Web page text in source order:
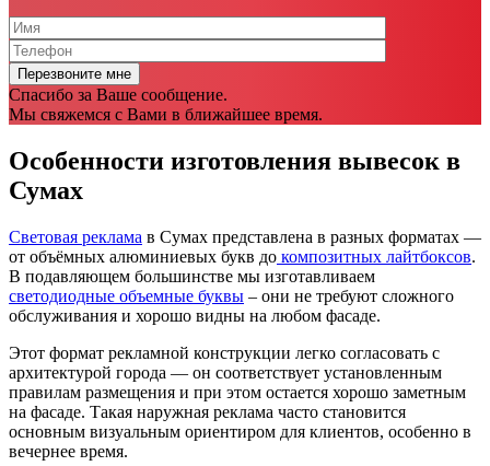
Спасибо за Ваше сообщение.
Мы свяжемся с Вами в ближайшее время.
Особенности изготовления вывесок в
Сумах
Световая реклама в Сумах представлена в разных форматах —
от объёмных алюминиевых букв до композитных лайтбоксов.
В подавляющем большинстве мы изготавливаем
светодиодные объемные буквы – они не требуют сложного
обслуживания и хорошо видны на любом фасаде.
Этот формат рекламной конструкции легко согласовать с
архитектурой города — он соответствует установленным
правилам размещения и при этом остается хорошо заметным
на фасаде. Такая наружная реклама часто становится
основным визуальным ориентиром для клиентов, особенно в
вечернее время.